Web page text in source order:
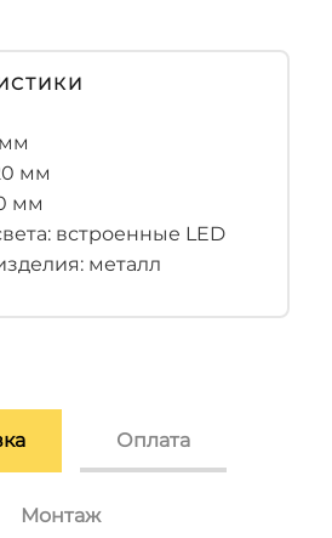
мм
мм
встроенные LED
металл
Оплата
Монтаж